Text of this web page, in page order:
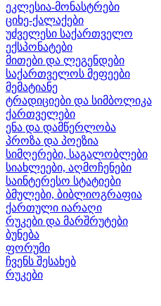
ეკლესია-მონასტრები
ციხე-ქალაქები
უძველესი საქართველო
ექსპონატები
მითები და ლეგენდები
საქართველოს მეფეები
მემატიანე
ტრადიციები და სიმბოლიკა
ქართველები
ენა და დამწერლობა
პროზა და პოეზია
სიმღერები, საგალობლები
სიახლეები, აღმოჩენები
საინტერესო სტატიები
ბმულები, ბიბლიოგრაფია
ქართული იარაღი
რუკები და მარშრუტები
ბუნება
ფორუმი
ჩვენს შესახებ
რუკები